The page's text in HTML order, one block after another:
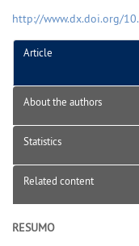
http://www.dx.doi.org/
Article
About the authors
Statistics
Related content
RESUMO